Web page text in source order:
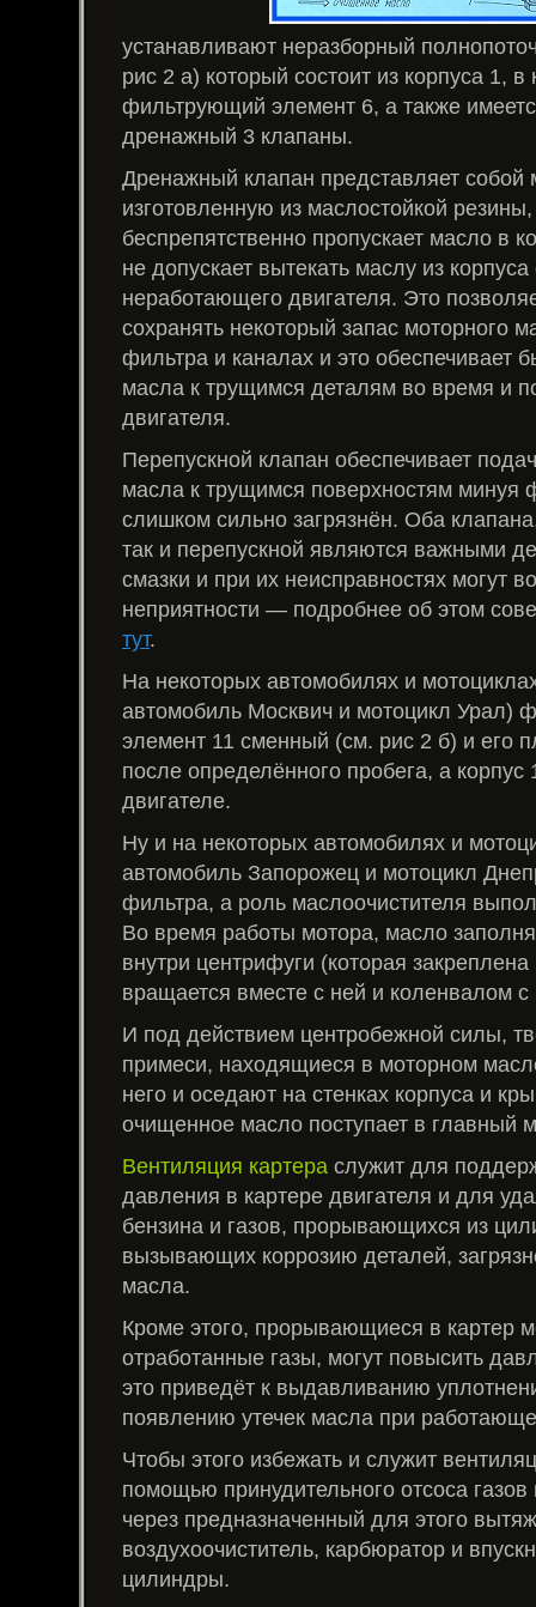
устанавливают неразборный
рис 2 а) который состоит из корпуса 1, в
фильтрующий элемент 6, а также
дренажный 3 клапаны.
Дренажный клапан представляет собой
изготовленную из маслостойкой
беспрепятственно пропускает масло в
не допускает вытекать маслу из
неработающего двигателя. Это
сохранять некоторый запас моторного
фильтра и каналах и это обеспечивает
масла к трущимся деталям во время и
двигателя.
Перепускной клапан обеспечивает
масла к трущимся поверхностям минуя
слишком сильно загрязнён. Оба
так и перепускной являются важными
смазки и при их неисправностях могут
неприятности — подробнее об этом
тут.
На некоторых автомобилях и
автомобиль Москвич и мотоцикл Урал)
элемент 11 сменный (см. рис 2 б) и его
после определённого пробега, а корпус
двигателе.
Ну и на некоторых автомобилях и
автомобиль Запорожец и мотоцикл
фильтра, а роль маслоочистителя
Во время работы мотора, масло
внутри центрифуги (которая
вращается вместе с ней и коленвалом
И под действием центробежной силы,
примеси, находящиеся в моторном
него и оседают на стенках корпуса и
очищенное масло поступает в главный
Вентиляция картера служит для
давления в картере двигателя и для
бензина и газов, прорывающихся из
вызывающих коррозию деталей,
масла.
Кроме этого, прорывающиеся в картер
отработанные газы, могут повысить
это приведёт к выдавливанию
появлению утечек масла при
Чтобы этого избежать и служит
помощью принудительного отсоса газов
через предназначенный для этого
воздухоочиститель, карбюратор и
цилиндры.